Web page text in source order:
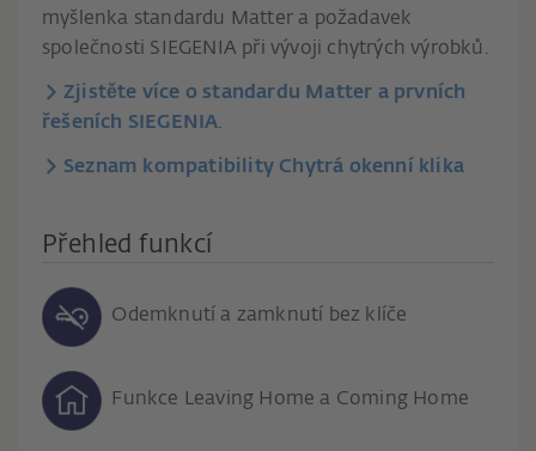
myšlenka standardu Matter a požadavek
společnosti SIEGENIA při vývoji chytrých výrobků.
Zjistěte více o standardu Matter a prvních
řešeních SIEGENIA.
Seznam kompatibility Chytrá okenní klika
Přehled funkcí
Odemknutí a zamknutí bez klíče
Funkce Leaving Home a Coming Home